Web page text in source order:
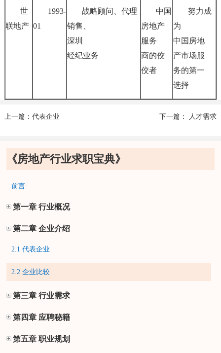
世
联地产
1993-
01
战略顾问、代理
销售、
深圳
经纪业务
中国
房地产
服务
商的佼
佼者
努力成
为
中国房地
产市场服
务的第一
选择
上一篇：代表企业 下一篇： 人才需求
《房地产行业求职宝典》
前言:
第一章 行业概况
第二章 企业介绍
2.1 代表企业
2.2 企业比较
第三章 行业需求
第四章 应聘秘籍
第五章 职业规划